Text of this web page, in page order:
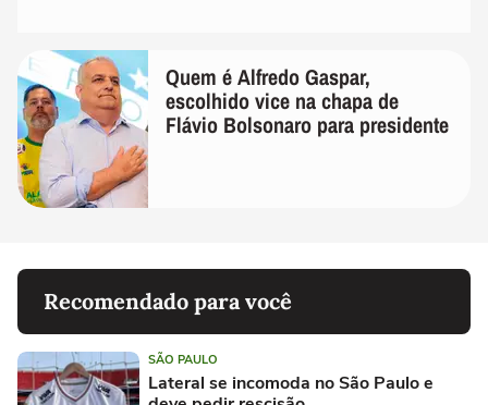
Quem é Alfredo Gaspar,
escolhido vice na chapa de
Flávio Bolsonaro para presidente
Recomendado para você
SÃO PAULO
Lateral se incomoda no São Paulo e